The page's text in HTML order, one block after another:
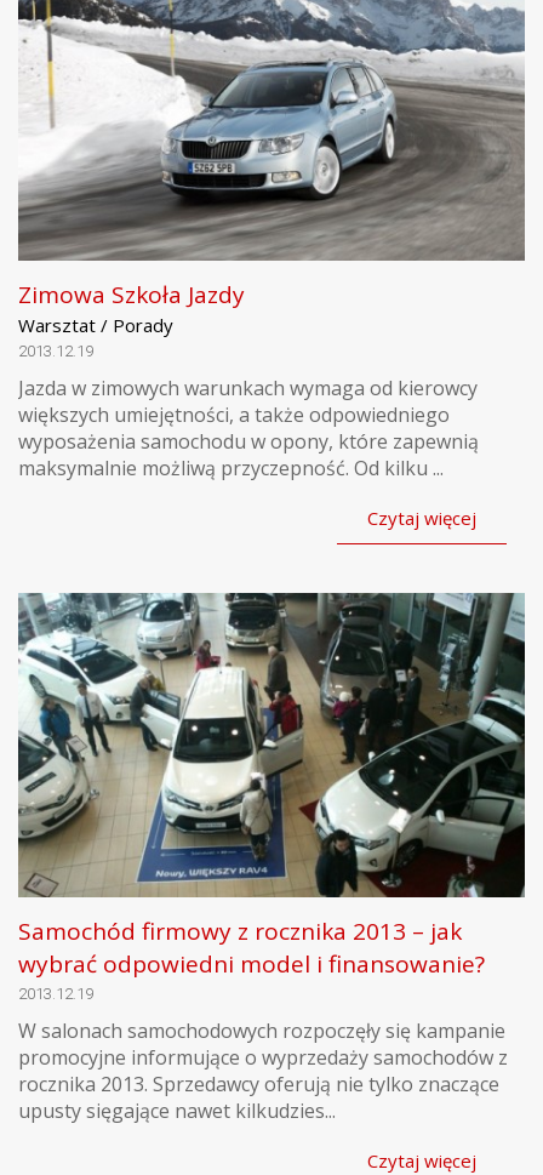
Zimowa Szkoła Jazdy
Warsztat / Porady
2013.12.19
Jazda w zimowych warunkach wymaga od kierowcy
większych umiejętności, a także odpowiedniego
wyposażenia samochodu w opony, które zapewnią
maksymalnie możliwą przyczepność. Od kilku ...
Czytaj więcej
Samochód firmowy z rocznika 2013 – jak
wybrać odpowiedni model i finansowanie?
2013.12.19
W salonach samochodowych rozpoczęły się kampanie
promocyjne informujące o wyprzedaży samochodów z
rocznika 2013. Sprzedawcy oferują nie tylko znaczące
upusty sięgające nawet kilkudzies...
Czytaj więcej